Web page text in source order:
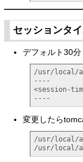
セッションタ
デフォルト30分
/usr/local/
----
<session-
----
変更したら
/usr/local/
/usr/local/